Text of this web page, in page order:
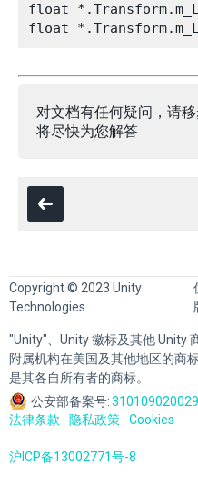
float
对文档有任何疑问，请
将尽快为您解答
Copyright © 2023 Unity
Technologies
"Unity"、Unity 徽标及其他 Unity
附属机构在美国及其他地区的商
是其各自所有者的商标。
公安部备案号:
法律条款
隐私政策 Cookies
沪ICP备13002771号-8